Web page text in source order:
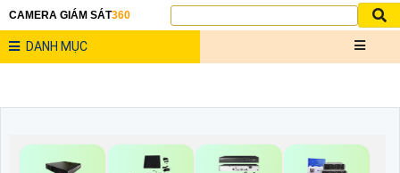
CAMERA GIÁM SÁT360
DANH MỤC